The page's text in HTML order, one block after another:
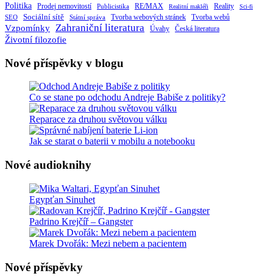
Politika Prodej nemovitostí Publicistika RE/MAX Realitní makléři Reality Sci-fi
SEO Sociální sítě Státní správa Tvorba webových stránek Tvorba webů
Vzpomínky Zahraniční literatura Úvahy Česká literatura
Životní filozofie
Nové příspěvky v blogu
Co se stane po odchodu Andreje Babiše z politiky?
Reparace za druhou světovou válku
Jak se starat o baterii v mobilu a notebooku
Nové audioknihy
Egypťan Sinuhet
Padrino Krejčíř – Gangster
Marek Dvořák: Mezi nebem a pacientem
Nové příspěvky